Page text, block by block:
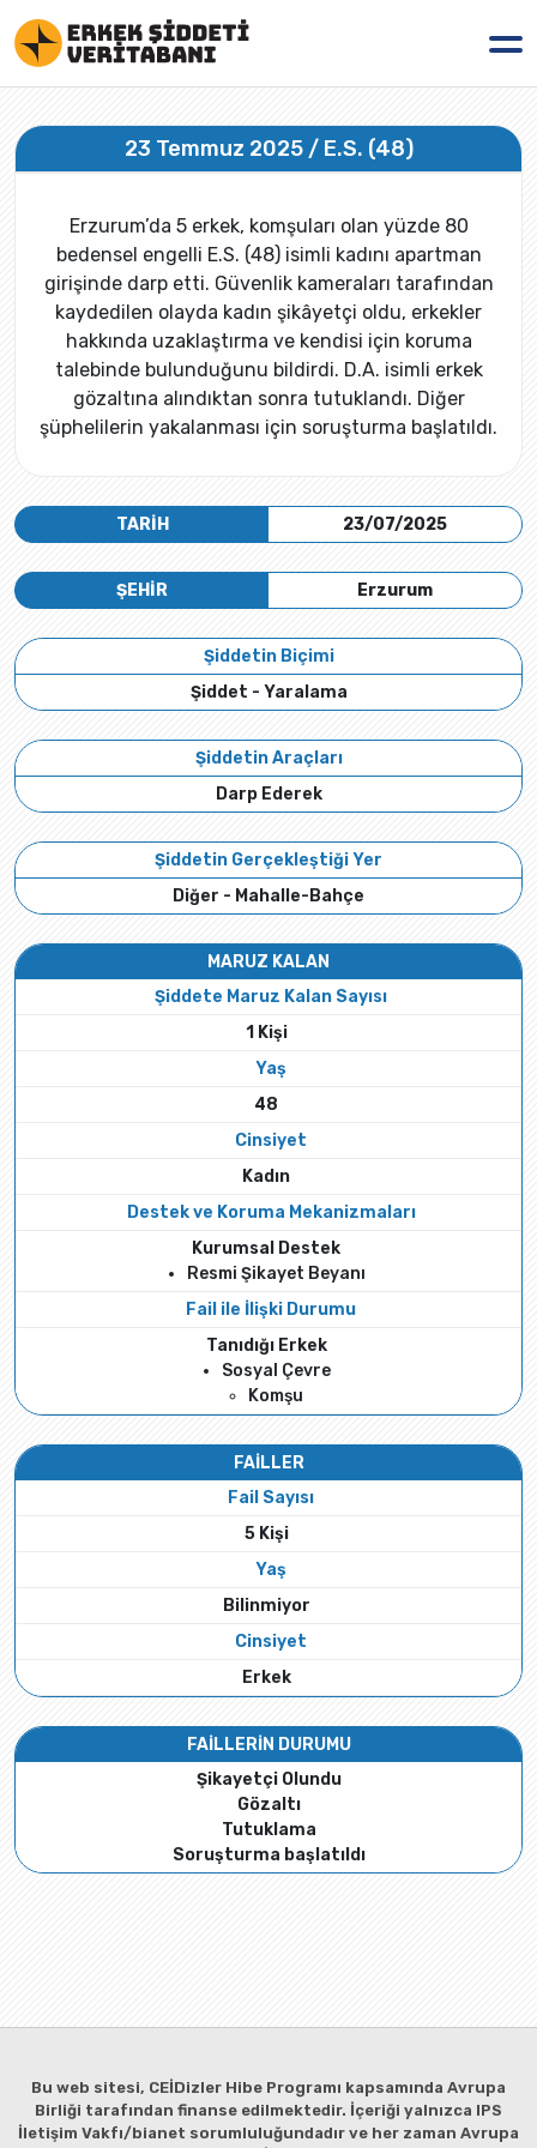
23 Temmuz 2025 / E.S. (48)
Erzurum’da 5 erkek, komşuları olan yüzde 80
bedensel engelli E.S. (48) isimli kadını apartman
girişinde darp etti. Güvenlik kameraları tarafından
kaydedilen olayda kadın şikâyetçi oldu, erkekler
hakkında uzaklaştırma ve kendisi için koruma
talebinde bulunduğunu bildirdi. D.A. isimli erkek
gözaltına alındıktan sonra tutuklandı. Diğer
şüphelilerin yakalanması için soruşturma başlatıldı.
TARİH 23/07/2025
Erzurum
ŞEHİR
Şiddetin Biçimi
Şiddet - Yaralama
Şiddetin Araçları
Darp Ederek
Şiddetin Gerçekleştiği Yer
Diğer - Mahalle-Bahçe
MARUZ KALAN
Şiddete Maruz Kalan Sayısı
1 Kişi
Yaş
48
Cinsiyet
Kadın
Destek ve Koruma Mekanizmaları
Kurumsal Destek
Resmi Şikayet Beyanı
Fail ile İlişki Durumu
Tanıdığı Erkek
Sosyal Çevre
Komşu
FAİLLER
Fail Sayısı
5 Kişi
Yaş
Bilinmiyor
Cinsiyet
Erkek
FAİLLERİN DURUMU
Şikayetçi Olundu
Gözaltı
Tutuklama
Soruşturma başlatıldı
Bu web sitesi, CEİDizler Hibe Programı kapsamında Avrupa
Birliği tarafından finanse edilmektedir. İçeriği yalnızca IPS
İletişim Vakfı/bianet sorumluluğundadır ve her zaman Avrupa